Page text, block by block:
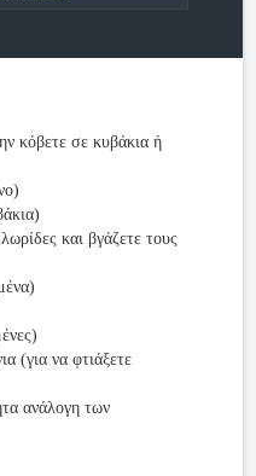
κόβετε σε κυβάκια ή
και βγάζετε τους
(για να φτιάξετε
ανάλογη των